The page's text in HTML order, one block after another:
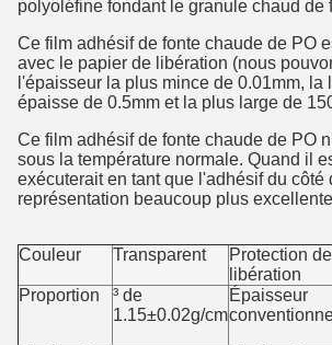
polyoléfine fondant le granule chaud de
Ce film adhésif de fonte chaude de PO
avec le papier de libération (nous
l'épaisseur la plus mince de 0.01mm, la
épaisse de 0.5mm et la plus large de
Ce film adhésif de fonte chaude de PO
sous la température normale. Quand il
exécuterait en tant que l'adhésif du côté
représentation beaucoup plus
Couleur Transparent
Protection de
libération
Proportion
³ de
1.15±0.02g/cm
Épaisseur